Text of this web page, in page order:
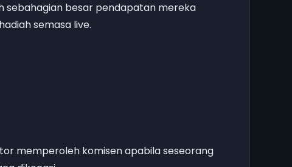
sebahagian besar pendapatan mereka
semasa live.
memperoleh komisen apabila seseorang